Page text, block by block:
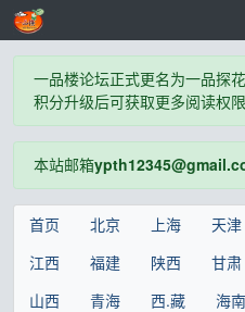
一品楼论坛正式更名为一品探
积分升级后可获取更多阅读权
本站邮箱
首页 北京 上海 天津
江西
福建 陕西 甘肃
山西
青海 西.藏 海南